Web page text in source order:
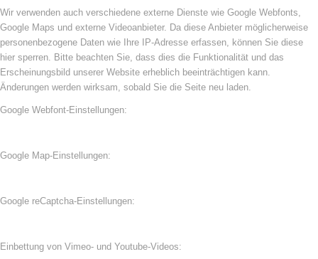
Wir verwenden auch verschiedene externe Dienste wie Google Webfonts,
Google Maps und externe Videoanbieter. Da diese Anbieter möglicherweise
personenbezogene Daten wie Ihre IP-Adresse erfassen, können Sie diese
hier sperren. Bitte beachten Sie, dass dies die Funktionalität und das
Erscheinungsbild unserer Website erheblich beeinträchtigen kann.
Änderungen werden wirksam, sobald Sie die Seite neu laden.
Google Webfont-Einstellungen:
Google Map-Einstellungen:
Google reCaptcha-Einstellungen:
Einbettung von Vimeo- und Youtube-Videos: